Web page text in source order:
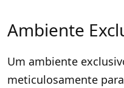
Ambiente
Um ambiente
meticulosamente